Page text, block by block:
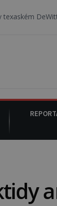
County